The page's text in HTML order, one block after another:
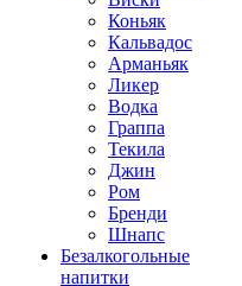
Коньяк
Кальвадос
Арманьяк
Ликер
Водка
Граппа
Текила
Джин
Ром
Бренди
Шнапс
Безалкогольные
напитки